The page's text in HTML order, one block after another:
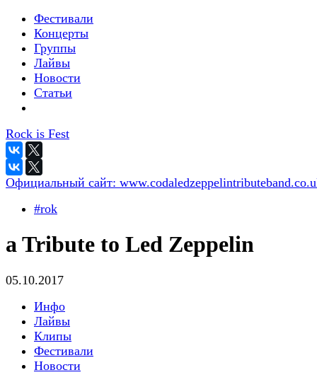
Фестивали
Концерты
Группы
Лайвы
Новости
Статьи
Rock is Fest
Официальный сайт:
#rok
a Tribute to Led Zeppelin
05.10.2017
Инфо
Лайвы
Клипы
Фестивали
Новости